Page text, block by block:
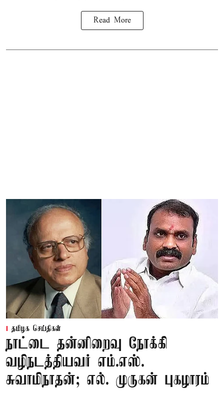
Read More
தமிழக செய்திகள்
நாட்டை தன்னிறைவு நோக்கி
வழிநடத்தியவர் எம்.எஸ்.
சுவாமிநாதன்; எல். முருகன் புகழாரம்